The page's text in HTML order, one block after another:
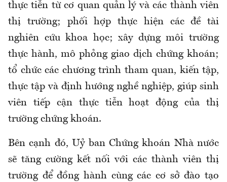
thực tiễn từ cơ quan quản lý và các thành viên
thị trường; phối hợp thực hiện các đề tài
nghiên cứu khoa học; xây dựng môi trường
thực hành, mô phỏng giao dịch chứng khoán;
tổ chức các chương trình tham quan, kiến tập,
thực tập và định hướng nghề nghiệp, giúp sinh
viên tiếp cận thực tiễn hoạt động của thị
trường chứng khoán.
Bên cạnh đó, Uỷ ban Chứng khoán Nhà nước
sẽ tăng cường kết nối với các thành viên thị
trường để đồng hành cùng các cơ sở đào tạo